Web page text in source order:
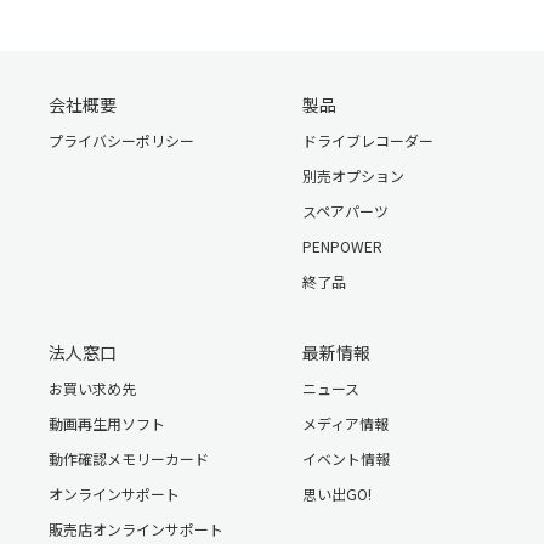
会社概要
プライバシーポリシー
製品
ドライブレコーダー
別売オプション
スペアパーツ
PENPOWER
終了品
法人窓口
お買い求め先
動画再生用ソフト
動作確認メモリーカード
オンラインサポート
販売店オンラインサポート
最新情報
ニュース
メディア情報
イベント情報
思い出GO!